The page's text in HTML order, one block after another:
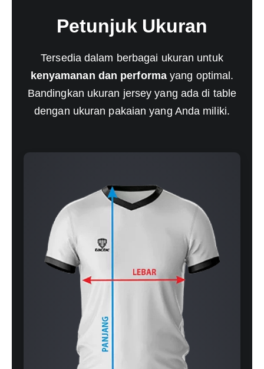
Petunjuk Ukuran
Tersedia dalam berbagai ukuran untuk
kenyamanan dan performayang optimal.
Bandingkan ukuran jersey yang ada di table
dengan ukuran pakaian yang Anda miliki.